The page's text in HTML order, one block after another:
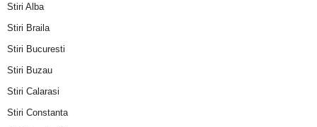
Stiri Alba
Stiri Braila
Stiri Bucuresti
Stiri Buzau
Stiri Calarasi
Stiri Constanta